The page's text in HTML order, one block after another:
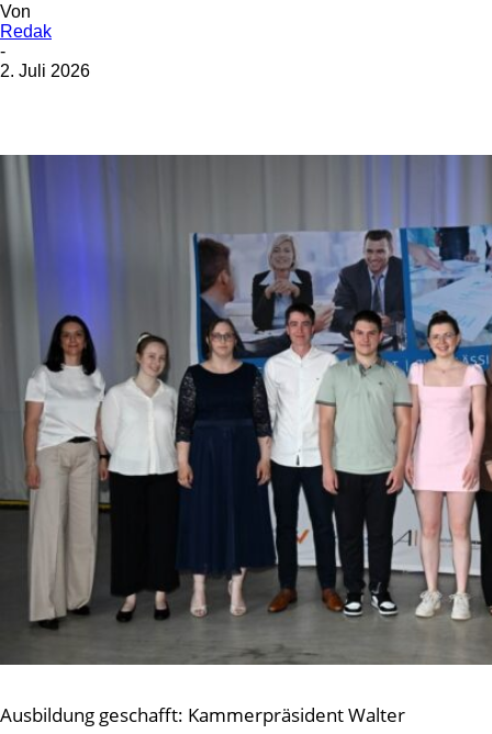
Von
Redak
-
2. Juli 2026
Ausbildung geschafft: Kammerpräsident Walter